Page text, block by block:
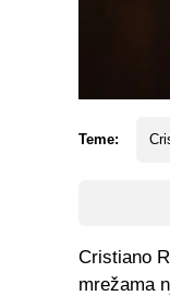
Teme:
Cristiano
mrežama